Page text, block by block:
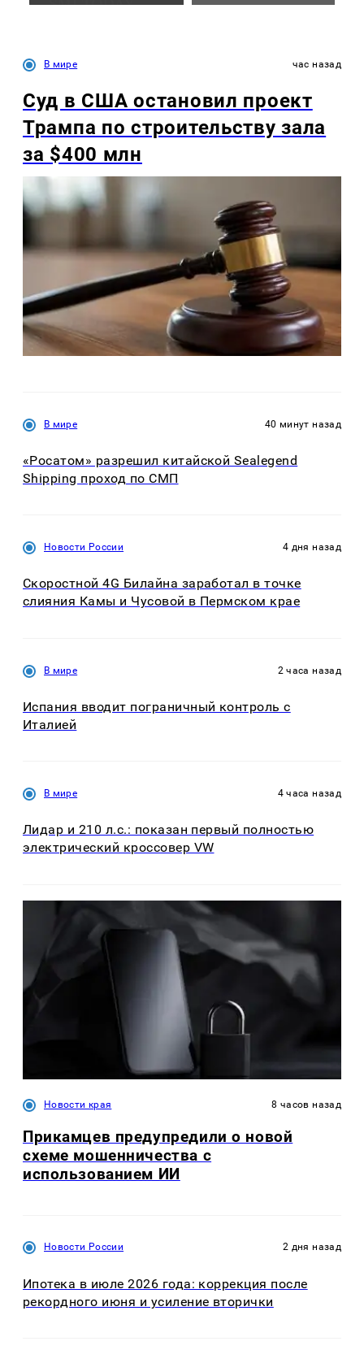
В мире час назад
Суд в США остановил проект
Трампа по строительству зала
за $400 млн
В мире 40 минут назад
«Росатом» разрешил китайской Sealegend
Shipping проход по СМП
Новости России 4 дня назад
Скоростной 4G Билайна заработал в точке
слияния Камы и Чусовой в Пермском крае
В мире 2 часа назад
Испания вводит пограничный контроль с
Италией
В мире 4 часа назад
Лидар и 210 л.с.: показан первый полностью
электрический кроссовер VW
Новости края 8 часов назад
Прикамцев предупредили о новой
схеме мошенничества с
использованием ИИ
Новости России 2 дня назад
Ипотека в июле 2026 года: коррекция после
рекордного июня и усиление вторички